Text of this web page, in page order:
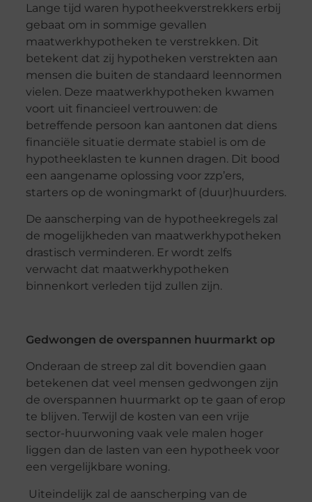
Lange tijd waren hypotheekverstrekkers erbij
gebaat om in sommige gevallen
maatwerkhypotheken te verstrekken. Dit
betekent dat zij hypotheken verstrekten aan
mensen die buiten de standaard leennormen
vielen. Deze maatwerkhypotheken kwamen
voort uit financieel vertrouwen: de
betreffende persoon kan aantonen dat diens
financiële situatie dermate stabiel is om de
hypotheeklasten te kunnen dragen. Dit bood
een aangename oplossing voor zzp’ers,
starters op de woningmarkt of (duur)huurders.
De aanscherping van de hypotheekregels zal
de mogelijkheden van maatwerkhypotheken
drastisch verminderen. Er wordt zelfs
verwacht dat maatwerkhypotheken
binnenkort verleden tijd zullen zijn.
Gedwongen de overspannen huurmarkt op
Onderaan de streep zal dit bovendien gaan
betekenen dat veel mensen gedwongen zijn
de overspannen huurmarkt op te gaan of erop
te blijven. Terwijl de kosten van een vrije
sector-huurwoning vaak vele malen hoger
liggen dan de lasten van een hypotheek voor
een vergelijkbare woning.
Uiteindelijk zal de aanscherping van de